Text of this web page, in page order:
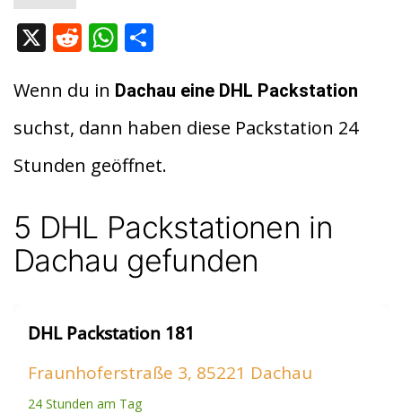
X R
d
di
t
W
at
s
A
p
p
le
n
Wenn du in Dachau eine DHL Packstation
suchst, dann haben diese Packstation 24
Stunden geöffnet.
5 DHL Packstationen in
Dachau gefunden
DHL Packstation 181
Fraunhoferstraße 3, 85221 Dachau
24 Stunden am Tag